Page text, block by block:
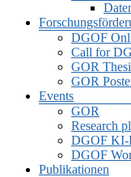
DGOF
Call for
GOR
GOR
Events
GOR
Research
DGOF KI-
DGOF
Publikationen